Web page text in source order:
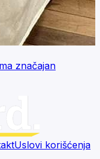
značajan
Uslovi korišćenja